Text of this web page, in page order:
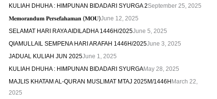
KULIAH DHUHA : HIMPUNAN BIDADARI SYURGA 2September 25, 2025
𝐌𝐞𝐦𝐨𝐫𝐚𝐧𝐝𝐮𝐦 𝐏𝐞𝐫𝐬𝐞𝐟𝐚𝐡𝐚𝐦𝐚𝐧 (𝐌𝐎𝐔)June 12, 2025
SELAMAT HARI RAYA AIDILADHA 1446H/2025June 5, 2025
QIAMULLAIL SEMPENA HARI ARAFAH 1446H/2025June 3, 2025
JADUAL KULIAH JUN 2025June 1, 2025
KULIAH DHUHA : HIMPUNAN BIDADARI SYURGAMay 28, 2025
MAJLIS KHATAM AL-QURAN MUSLIMAT MTAJ 2025M/1446HMarch 22,
2025